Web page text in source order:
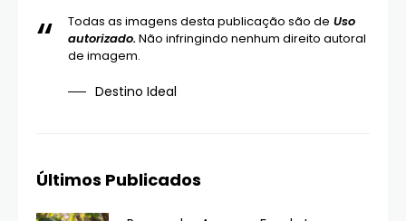
Todas as imagens desta publicação são de Uso
autorizado.Não infringindo nenhum direito autoral
de imagem.
Destino Ideal
Últimos Publicados